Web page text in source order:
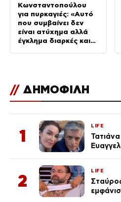
Κωνσταντοπούλου
για πυρκαγιές: «Αυτό
που συμβαίνει δεν
είναι ατύχημα αλλά
έγκλημα διαρκές και
// ΔΗΜΟΦΙΛΗ
1
LIFE
2
LIFE